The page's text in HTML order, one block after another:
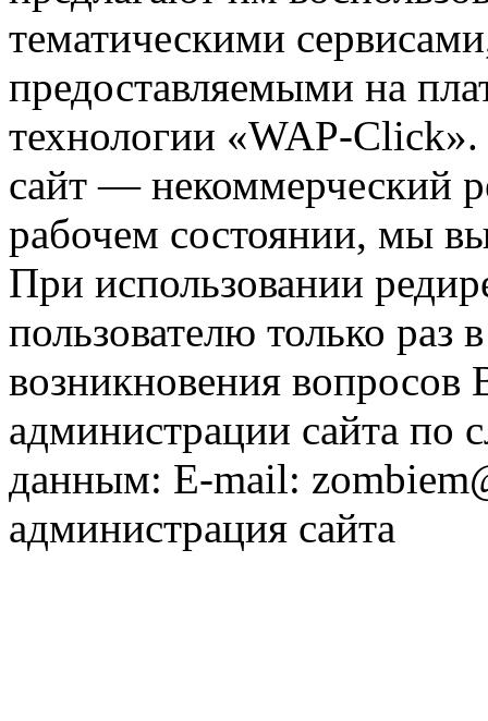
тематическими
предоставляемыми на
технологии «WAP-
сайт — некоммерческий
рабочем состоянии, мы
При использовании
пользователю только раз
возникновения вопросов
администрации сайта
данным: E-mail:
администрация сайта